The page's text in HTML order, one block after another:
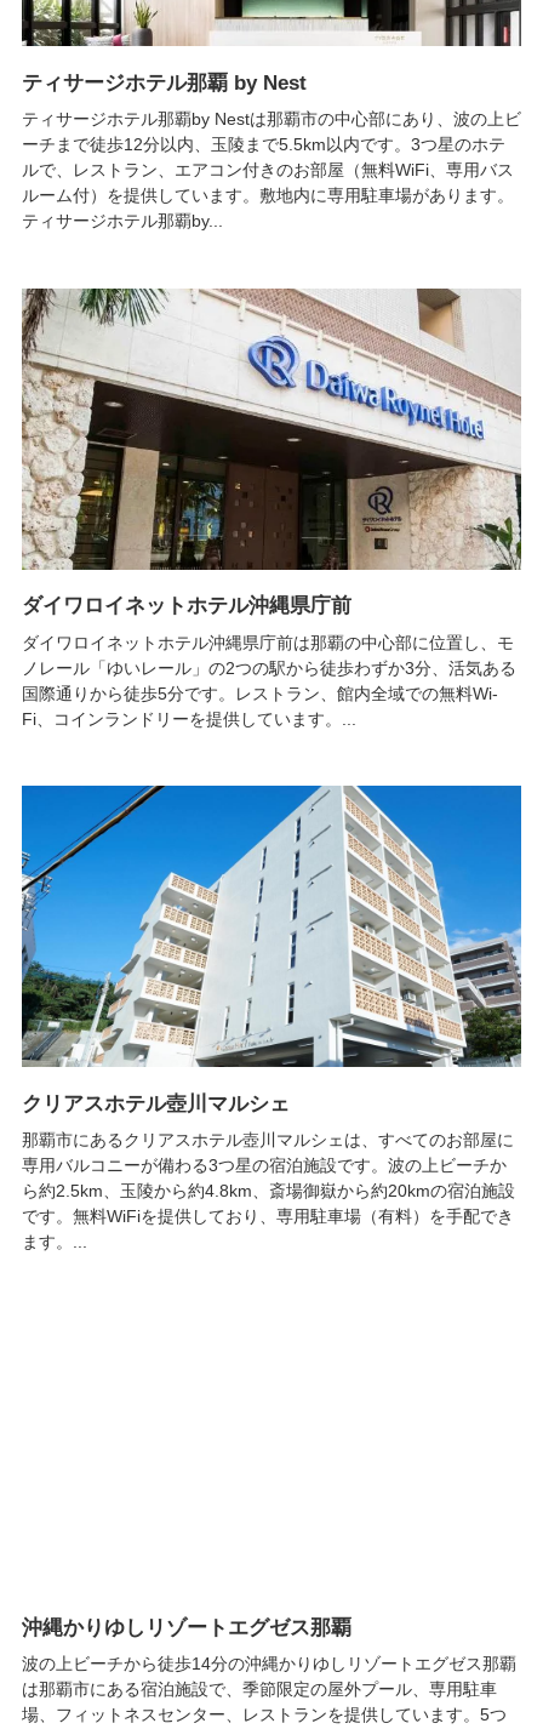
ティサージホテル那覇 by Nest
ティサージホテル那覇by Nestは那覇市の中心部にあり、波の上ビ
ーチまで徒歩12分以内、玉陵まで5.5km以内です。3つ星のホテ
ルで、レストラン、エアコン付きのお部屋（無料WiFi、専用バス
ルーム付）を提供しています。敷地内に専用駐車場があります。
ティサージホテル那覇by...
ダイワロイネットホテル沖縄県庁前
ダイワロイネットホテル沖縄県庁前は那覇の中心部に位置し、モ
ノレール「ゆいレール」の2つの駅から徒歩わずか3分、活気ある
国際通りから徒歩5分です。レストラン、館内全域での無料Wi-
Fi、コインランドリーを提供しています。...
クリアスホテル壺川マルシェ
那覇市にあるクリアスホテル壺川マルシェは、すべてのお部屋に
専用バルコニーが備わる3つ星の宿泊施設です。波の上ビーチか
ら約2.5km、玉陵から約4.8km、斎場御嶽から約20kmの宿泊施設
です。無料WiFiを提供しており、専用駐車場（有料）を手配でき
ます。...
沖縄かりゆしリゾートエグゼス那覇
波の上ビーチから徒歩14分の沖縄かりゆしリゾートエグゼス那覇
は那覇市にある宿泊施設で、季節限定の屋外プール、専用駐車
場、フィットネスセンター、レストランを提供しています。5つ